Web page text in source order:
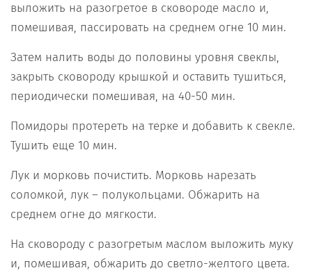
выложить на разогретое в сковороде масло и,
помешивая, пассировать на среднем огне 10 мин.
Затем налить воды до половины уровня свеклы,
закрыть сковороду крышкой и оставить тушиться,
периодически помешивая, на 40-50 мин.
Помидоры протереть на терке и добавить к свекле.
Тушить еще 10 мин.
Лук и морковь почистить. Морковь нарезать
соломкой, лук – полукольцами. Обжарить на
среднем огне до мягкости.
На сковороду с разогретым маслом выложить муку
и, помешивая, обжарить до светло-желтого цвета.